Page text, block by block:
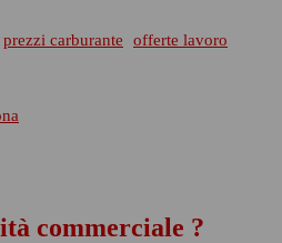
prezzi carburante
offerte lavoro
commerciale ?